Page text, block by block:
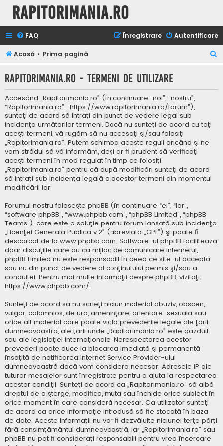
Rapitorimania.ro
FAQ Autentificare
Înregistrare
Acasă Prima pagină
t
Rapitorimania.ro - Termeni de utilizare
Accesând „Rapitorimania.ro” (în continuare “noi”, “nostru”,
“Rapitorimania.ro”, “https://www.rapitorimania.ro/forum”),
sunteţi de acord să intraţi din punct de vedere legal sub
incidenţa următorilor termeni. Dacă nu sunteţi de acord cu toţi
aceşti termeni, vă rugăm să nu accesaţi şi/sau folosiţi
„Rapitorimania.ro”. Putem schimba aceste reguli oricând şi ne
vom strădui să vă informăm, deşi ar fi prudent să verificaţi
aceşti termeni în mod regulat în timp ce folosiţi
„Rapitorimania.ro” pentru că după modificări sunteţi de acord
să intraţi sub incidenţa legală a acestor termeni din momentul
modificării lor.
Forumul nostru foloseşte phpBB (în continuare “ei”, “lor”,
“software phpBB”, “www.phpbb.com”, “phpBB Limited”, “phpBB
Teams”), care este o soluţie pentru forum lansată sub incidenţa
„Licenţei Generală Publică v.2” (abreviată „GPL”) şi poate fi
descărcat de la www.phpbb.com. Software-ul phpBB facilitează
doar discuţiile care au ca mijloc de comunicare internetul,
phpBB Limited nu este responsabill în ceea ce site-ul acceptă
sau nu din punct de vedere al conţinutului permis şi/sau a
conduitei. Pentru mai multe informaţii despre phpBB, vizitaţi:
https://www.phpbb.com/.
Sunteţi de acord să nu scrieţi niciun material abuziv, obscen,
vulgar, calomnios, de ură, ameninţare, orientare-sexuală sau
orice alt material care poate viola prevederile legale ale ţării
dumneavoastră, ale ţării unde „Rapitorimania.ro” este găzduit
sau ale legislaţiei internaţionale. Nerespectarea acestor
prevederi poate duce la blocarea imediată şi permanentă
însoţită de notificarea Internet Service Provider-ului
dumneavoastră dacă vom considera necesar. Adresele IP ale
tuturor mesajelor sunt înregistrate pentru a ajuta la respectarea
acestor condiţii. Sunteţi de acord ca „Rapitorimania.ro” să aibă
dreptul de a şterge, modifica, muta sau închide orice subiect în
orice moment în care consideră necesar. Ca utilizator sunteţi
de acord ca orice informaţie introdusă să fie stocată în baza
de date. Aceste informaţii nu vor fi dezvăluite niciunei terţe părţi
fără consimţământul dumneavoastră, iar „Rapitorimania.ro” sau
phpBB nu pot fi consideraţi responsabili pentru vreo încercare